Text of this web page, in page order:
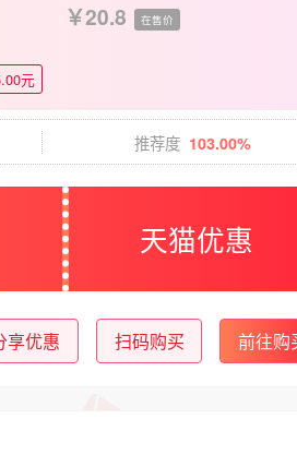
20.8 在售价
元
推荐度 103.00%
天猫优惠
享优惠 扫码购买 前往购